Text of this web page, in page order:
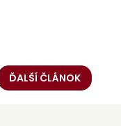
ĎALŠÍ ČLÁNOK